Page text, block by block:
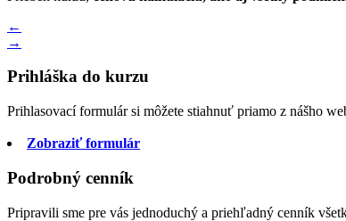
Navigácia
v
článku
Previous
Post
←
Next
→
Prihláška do kurzu
Prihlasovací formulár si môžete stiahnuť priamo z nášho
Zobraziť formulár
Podrobný cenník
Pripravili sme pre vás jednoduchý a priehľadný cenník